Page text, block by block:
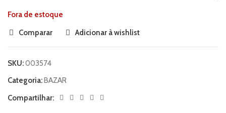
Fora de estoque
Comparar
Adicionar à wishlist
SKU:003574
Categoria: BAZAR
Compartilhar: